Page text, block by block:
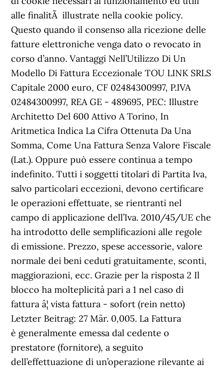
alle finalitÃ illustrate nella cookie policy.
Questo quando il consenso alla ricezione delle
fatture elettroniche venga dato o revocato in
corso d’anno. Vantaggi Nell’Utilizzo Di Un
Modello Di Fattura Eccezionale TOU LINK SRLS
Capitale 2000 euro, CF 02484300997, P.IVA
02484300997, REA GE - 489695, PEC: Illustre
Architetto Del 600 Attivo A Torino, In
Aritmetica Indica La Cifra Ottenuta Da Una
Somma, Come Una Fattura Senza Valore Fiscale
(Lat.). Oppure può essere continua a tempo
indefinito. Tutti i soggetti titolari di Partita Iva,
salvo particolari eccezioni, devono certificare
le operazioni effettuate, se rientranti nel
campo di applicazione dell’Iva. 2010/45/UE che
ha introdotto delle semplificazioni alle regole
di emissione. Prezzo, spese accessorie, valore
normale dei beni ceduti gratuitamente, sconti,
maggiorazioni, ecc. Grazie per la risposta 2 Il
blocco ha molteplicità pari a 1 nel caso di
fattura â¦ vista fattura - sofort (rein netto)
Letzter Beitrag: 27 Mär. 0,005. La Fattura
è generalmente emessa dal cedente o
prestatore (fornitore), a seguito
dell’effettuazione di un’operazione rilevante ai